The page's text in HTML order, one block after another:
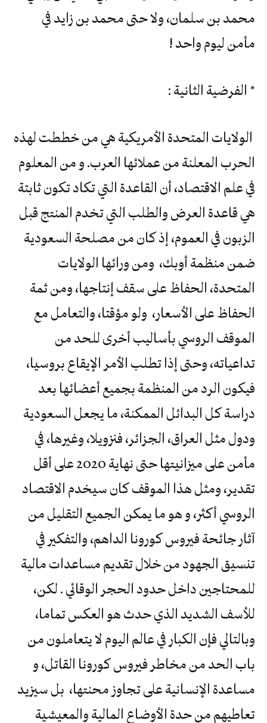
محمد بن سلمان، ولا حتى محمد بن زايد في
مأمن ليوم واحد !
* الفرضية الثانية :
الولايات المتحدة الأمريكية هي من خططت لهذه
الحرب المعلنة من عملائها العرب. و من المعلوم
في علم الاقتصاد، أن القاعدة التي تكاد تكون ثابتة
هي قاعدة العرض والطلب التي تخدم المنتج قبل
الزبون في العموم، إذ كان من مصلحة السعودية
ضمن منظمة أوبك، ومن ورائها الولايات
المتحدة، الحفاظ على سقف إنتاجها، ومن ثمة
الحفاظ على الأسعار، ولو مؤقتا، والتعامل مع
الموقف الروسي بأساليب أخرى للحد من
تداعياته، وحتى إذا تطلب الأمر الإيقاع بروسيا،
فيكون الرد من المنظمة بجميع أعضائها بعد
دراسة كل البدائل الممكنة، ما يجعل السعودية
ودول مثل العراق، الجزائر، فنزويلا، وغيرها، في
مأمن على ميزانيتها حتى نهاية 2020 على أقل
تقدير، ومثل هذا الموقف كان سيخدم الاقتصاد
الروسي أكثر، و هو ما يمكن الجميع التقليل من
آثار جائحة فيروس كورونا الداهم، والتفكير في
تنسيق الجهود من خلال تقديم مساعدات مالية
للمحتاجين داخل حدود الحجر الوقائي . لكن،
للأسف الشديد الذي حدث هو العكس تماما،
وبالتالي فإن الكبار في عالم اليوم لا يتعاملون من
باب الحد من مخاطر فيروس كورونا القاتل، و
مساعدة الإنسانية على تجاوز محنتها، بل سيزيد
تعاطيهم من حدة الأوضاع المالية والمعيشية